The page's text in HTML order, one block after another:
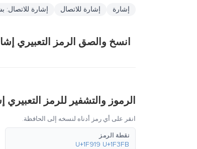
إشارة إشارة للاتصال إشارة للاتصال:
انسخ والصق الرمز التعبيري
الرموز والتشفير للرمز
انقر على أي رمز أدناه لنسخه إلى الحافظة.
نقطة الرمز
U+1F919 U+1F3FB